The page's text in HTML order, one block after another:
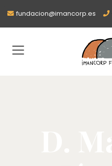
fundacion@imancorp.es